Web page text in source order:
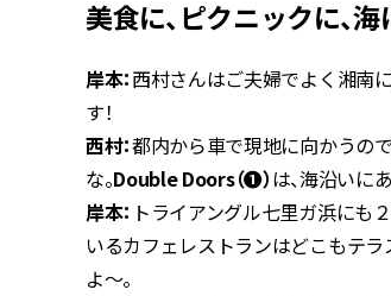
美食に、ピクニックに、
岸本：西村さんはご夫婦でよく湘南
す！
西村：都内から車で現地に向かうの
な。Double Doors（❶）は、海沿いに
岸本： トライアングル七里ガ浜にも
いるカフェレストランはどこもテ
よ〜。